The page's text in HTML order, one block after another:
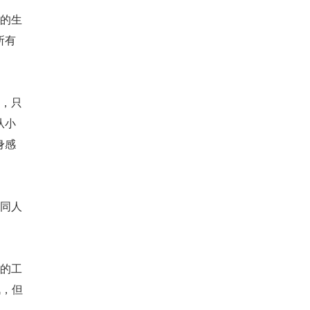
生
有
只
小
感
人
工
但